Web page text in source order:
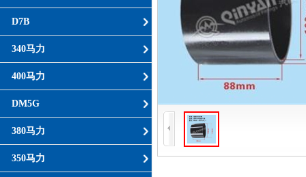
D7B
340马力
400马力
DM5G
380马力
350马力